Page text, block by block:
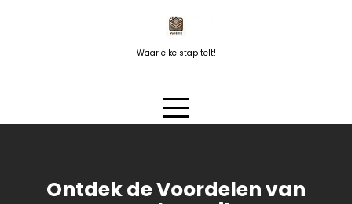
Waar elke stap telt!
Ontdek de Voordelen van